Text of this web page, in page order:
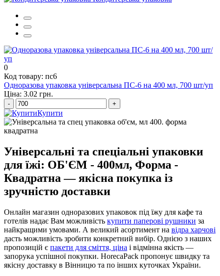
бокси для ягід
купити пластикові відра харчові київ
0
Код товару: пс6
Одноразова упаковка універсальна ПС-6 на 400 мл, 700 шт/уп
Ціна: 3.02 грн.
- +
Купити
Універсальні та спеціальні упаковки
для їжі: ОБ'ЄМ - 400мл, Форма -
Квадратна — якісна покупка із
зручністю доставки
Онлайн магазин одноразових упаковок під їжу для кафе та
готелів надає Вам можливість купити паперові рушники за
найкращими умовами. А великий асортимент на відра харчові
дасть можливість зробити конкретний вибір. Однією з наших
пропозицій є пакети для сміття, ціна і відмінна якість —
запорука успішної покупки. HorecaPack пропонує швидку та
якісну доставку в Вінницю та по інших куточках України.